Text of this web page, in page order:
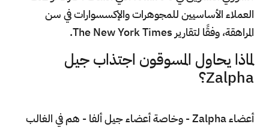
العملاء الأساسيين للمجوهرات والإكسسوارات في سن
المراهقة، وفقًا لتقارير The New York Times.
لماذا يحاول المسوقون اجتذاب جيل
Zalpha؟
أعضاء Zalpha - وخاصة أعضاء جيل ألفا - هم في الغالب